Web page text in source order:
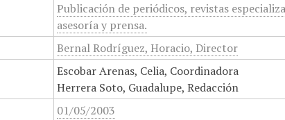
Publicación de periódicos, revistas
asesoría y prensa.
Bernal Rodríguez, Horacio, Director
Escobar Arenas, Celia, Coordinadora
Herrera Soto, Guadalupe, Redacción
01/05/2003